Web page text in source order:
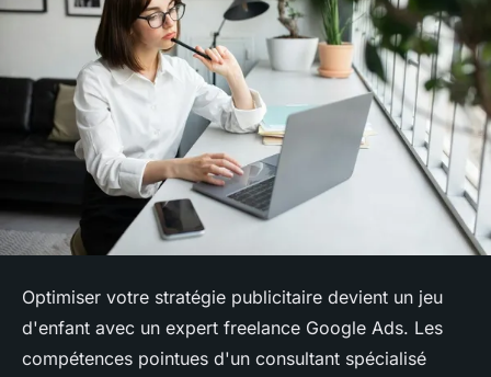
Optimiser votre stratégie publicitaire devient un jeu
d'enfant avec un expert freelance Google Ads. Les
compétences pointues d'un consultant spécialisé